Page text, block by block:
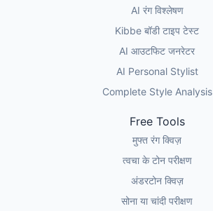
AI रंग विश्लेषण
Kibbe बॉडी टाइप टेस्ट
AI आउटफिट जनरेटर
AI Personal Stylist
Complete Style Analysis
Free Tools
मुफ्त रंग क्विज़
त्वचा के टोन परीक्षण
अंडरटोन क्विज़
सोना या चांदी परीक्षण